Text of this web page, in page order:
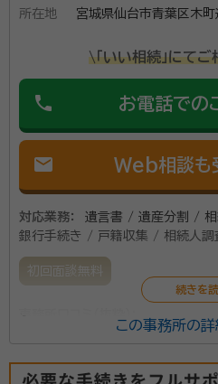
のまさる）と申します。 行政
るよう邁進しております。 相続問題はご遺族様にとって
デリケートな問題であるとと
複雑かつ多岐にわたります。
意としているというだけでは
資格等： 行政書士・二級建築士・宅
所属団体：
宮城県行政書士会、コス
所在地
宮城県仙台市青葉区木
\「いい相続」にて
phone お電話での
mail Web相談も
対応業務：
遺言書 / 遺産分割 /
銀行手続き / 戸籍収集 / 相続人調
初回面談無料
この事務所の詳